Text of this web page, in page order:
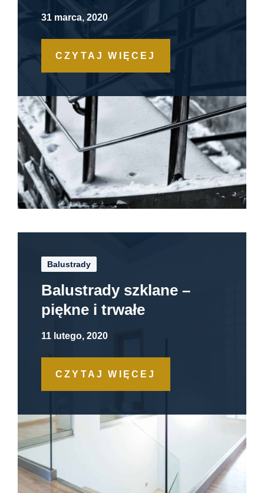
31 marca, 2020
CZYTAJ WIĘCEJ
Balustrady
Balustrady szklane –
piękne i trwałe
11 lutego, 2020
CZYTAJ WIĘCEJ